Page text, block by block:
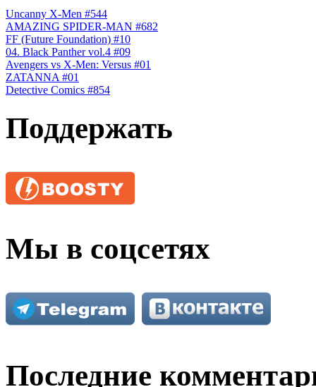
Uncanny X-Men #544
AMAZING SPIDER-MAN #682
FF (Future Foundation) #10
04. Black Panther vol.4 #09
Avengers vs X-Men: Versus #01
ZATANNA #01
Detective Comics #854
Поддержать
Мы в соцсетях
Последние